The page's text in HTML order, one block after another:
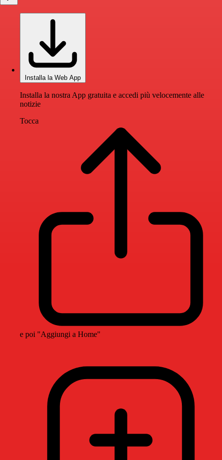
Installa la Web App
Installa la nostra App gratuita e accedi più velocemente alle
notizie
Tocca
e poi "Aggiungi a Home"